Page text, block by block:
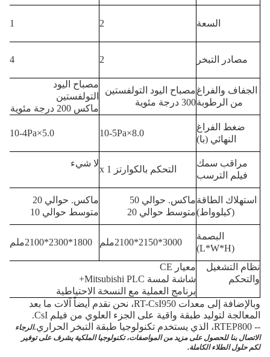
السعة
مصادر التبخر 4
الجفاف والفراغ
من الرطوبة
مصباح اليود التولفستين
300 درجة مئوية
مصباح اليود
التولفستين
ماكس 200 درجة مئوية
ضغط الفراغ
النهائي (با)
8.0×10-5Pa
5.0×10-4Pa
مراقب سمك
فيلم الترسب
التحكم بالكوارتز x 1
لا شيء
استهلاك الطاقة
(كيلوواط)
ماكس. حوالي 50
متوسط حوالي 20
ماكس. حوالي 20
متوسط حوالي 10
البصمة
3000*2150*2100ملم 1800*2300*2100ملم
نظام التشغيل
والتحكم
معيار CE
شاشة لمسة Mitsubishi PLC+
برنامج العملية مع النسخة الاحتياطية
وبالإضافة إلى معدات RT-CsI950، نحن نقدم أيضاً آلات ما بعد
المعالجة لتوليد طبقة واقية على الجزء العلوي من فيلم CsI.
-- RTEP800، الذي يستخدم تكنولوجيا طبقة التبخر الحراري.
الرجاء
الاتصال بنا للحصول على مزيد من المواصفات، تكنولوجيا الملكية يشرف على توفير
لكم حلول الطلاء الكاملة.